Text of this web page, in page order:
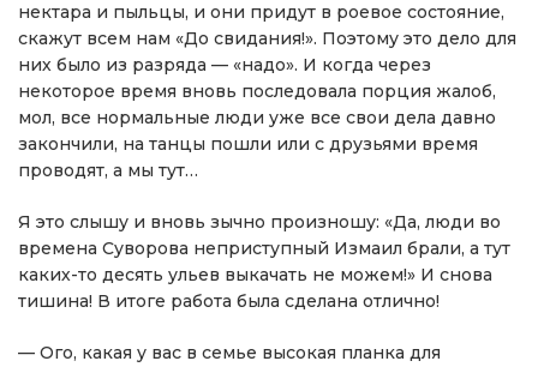
нектара и пыльцы, и они придут в роевое состояние,
скажут всем нам «До свидания!». Поэтому это дело для
них было из разряда — «надо». И когда через
некоторое время вновь последовала порция жалоб,
мол, все нормальные люди уже все свои дела давно
закончили, на танцы пошли или с друзьями время
проводят, а мы тут…
Я это слышу и вновь зычно произношу: «Да, люди во
времена Суворова неприступный Измаил брали, а тут
каких-то десять ульев выкачать не можем!» И снова
тишина! В итоге работа была сделана отлично!
— Ого, какая у вас в семье высокая планка для